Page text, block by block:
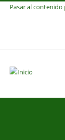
Pasar al contenido